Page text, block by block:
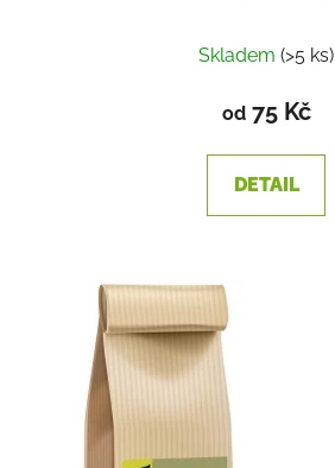
Skladem (>5 ks)
od75 Kč
DETAIL